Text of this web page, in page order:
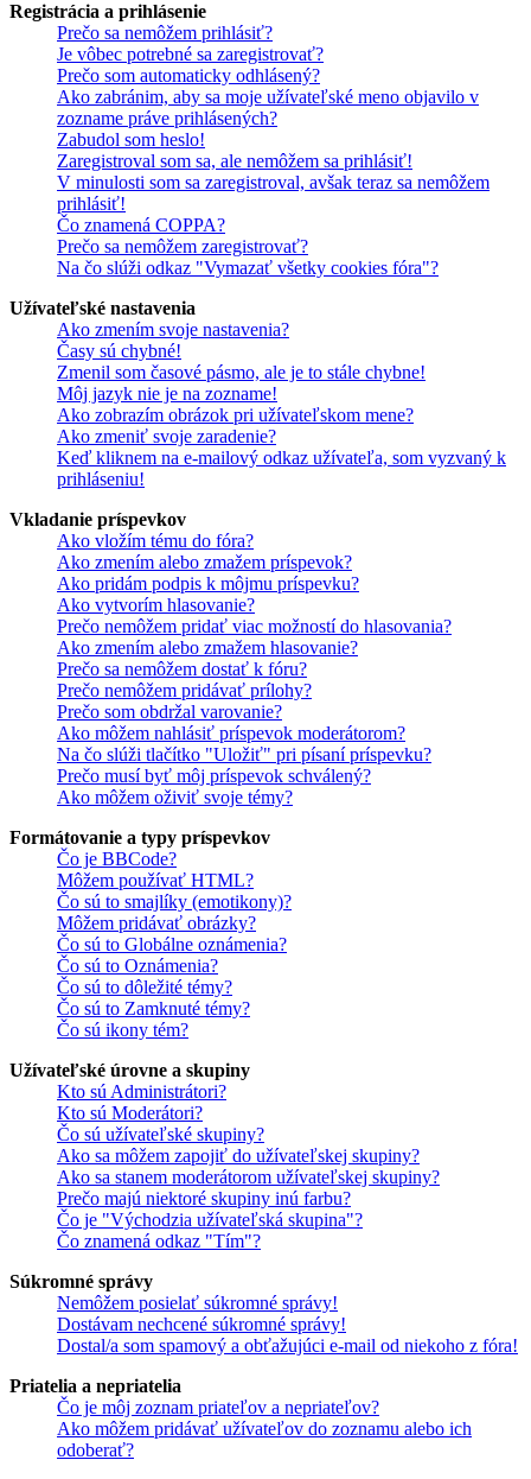
Registrácia a prihlásenie
Prečo sa nemôžem prihlásiť?
Je vôbec potrebné sa zaregistrovať?
Prečo som automaticky odhlásený?
Ako zabránim, aby sa moje užívateľské meno objavilo v
zozname práve prihlásených?
Zabudol som heslo!
Zaregistroval som sa, ale nemôžem sa prihlásiť!
V minulosti som sa zaregistroval, avšak teraz sa nemôžem
prihlásiť!
Čo znamená COPPA?
Prečo sa nemôžem zaregistrovať?
Na čo slúži odkaz "Vymazať všetky cookies fóra"?
Užívateľské nastavenia
Ako zmením svoje nastavenia?
Časy sú chybné!
Zmenil som časové pásmo, ale je to stále chybne!
Môj jazyk nie je na zozname!
Ako zobrazím obrázok pri užívateľskom mene?
Ako zmeniť svoje zaradenie?
Keď kliknem na e-mailový odkaz užívateľa, som vyzvaný k
prihláseniu!
Vkladanie príspevkov
Ako vložím tému do fóra?
Ako zmením alebo zmažem príspevok?
Ako pridám podpis k môjmu príspevku?
Ako vytvorím hlasovanie?
Prečo nemôžem pridať viac možností do hlasovania?
Ako zmením alebo zmažem hlasovanie?
Prečo sa nemôžem dostať k fóru?
Prečo nemôžem pridávať prílohy?
Prečo som obdržal varovanie?
Ako môžem nahlásiť príspevok moderátorom?
Na čo slúži tlačítko "Uložiť" pri písaní príspevku?
Prečo musí byť môj príspevok schválený?
Ako môžem oživiť svoje témy?
Formátovanie a typy príspevkov
Čo je BBCode?
Môžem používať HTML?
Čo sú to smajlíky (emotikony)?
Môžem pridávať obrázky?
Čo sú to Globálne oznámenia?
Čo sú to Oznámenia?
Čo sú to dôležité témy?
Čo sú to Zamknuté témy?
Čo sú ikony tém?
Užívateľské úrovne a skupiny
Kto sú Administrátori?
Kto sú Moderátori?
Čo sú užívateľské skupiny?
Ako sa môžem zapojiť do užívateľskej skupiny?
Ako sa stanem moderátorom užívateľskej skupiny?
Prečo majú niektoré skupiny inú farbu?
Čo je "Východzia užívateľská skupina"?
Čo znamená odkaz "Tím"?
Súkromné správy
Nemôžem posielať súkromné správy!
Dostávam nechcené súkromné správy!
Dostal/a som spamový a obťažujúci e-mail od niekoho z fóra!
Priatelia a nepriatelia
Čo je môj zoznam priateľov a nepriateľov?
Ako môžem pridávať užívateľov do zoznamu alebo ich
odoberať?